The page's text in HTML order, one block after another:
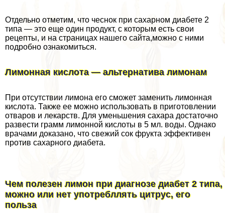
Отдельно отметим, что чеснок при сахарном диабете 2
типа — это еще один продукт, с которым есть свои
рецепты, и на страницах нашего сайта,можно с ними
подробно ознакомиться.
Лимонная кислота — альтернатива лимонам
При отсутствии лимона его сможет заменить лимонная
кислота. Также ее можно использовать в приготовлении
отваров и лекарств. Для уменьшения сахара достаточно
развести грамм лимонной кислоты в 5 мл. воды. Однако
врачами доказано, что свежий сок фрукта эффективен
против сахарного диабета.
Чем полезен лимон при диагнозе диабет 2 типа,
можно или нет употрeбллять цитрус, его
польза